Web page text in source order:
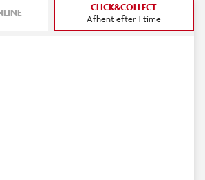
CLICK&COLLECT
Afhent efter 1 time